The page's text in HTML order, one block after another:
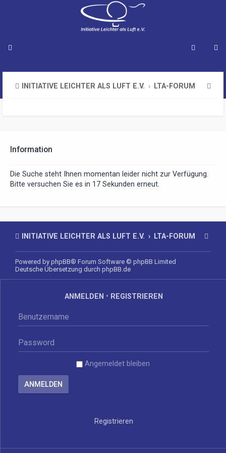
INITIATIVE LEICHTER ALS LUFT E.V. LTA-FORUM
Information
Die Suche steht Ihnen momentan leider nicht zur Verfügung.
Bitte versuchen Sie es in 17 Sekunden erneut.
INITIATIVE LEICHTER ALS LUFT E.V. LTA-FORUM
Powered by phpBB® Forum Software © phpBB Limited
Deutsche Übersetzung durch phpBB.de
ANMELDEN • REGISTRIEREN
Angemeldet bleiben
Registrieren